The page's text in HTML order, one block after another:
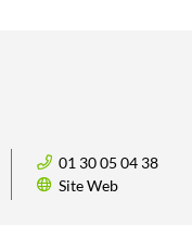
01 30 05 04 38
Site Web